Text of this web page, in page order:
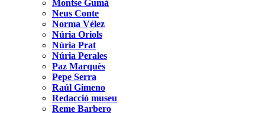
Montse Gumà
Neus Conte
Norma Vélez
Núria Oriols
Núria Prat
Núria Perales
Paz Marquès
Pepe Serra
Raúl Gimeno
Redacció museu
Reme Barbero